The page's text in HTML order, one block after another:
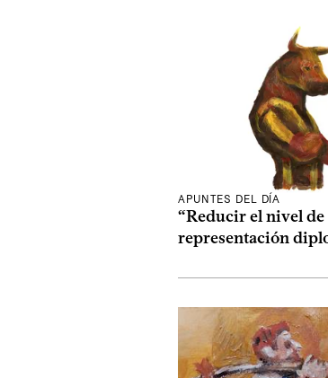
APUNTES DEL DÍA
“Reducir el nivel de
representación